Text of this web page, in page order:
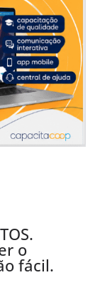
o
fácil.